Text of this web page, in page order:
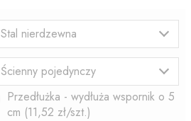
Stal nierdzewna
Ścienny pojedynczy
Przedłużka - wydłuża wspornik o 5
cm (11,52 zł/szt.)